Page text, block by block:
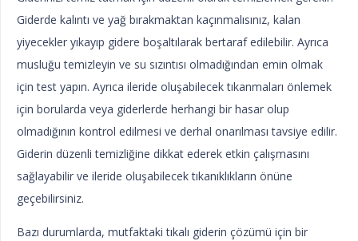
Giderde kalıntı ve yağ bırakmaktan kaçınmalısınız, kalan
yiyecekler yıkayıp gidere boşaltılarak bertaraf edilebilir. Ayrıca
musluğu temizleyin ve su sızıntısı olmadığından emin olmak
için test yapın. Ayrıca ileride oluşabilecek tıkanmaları önlemek
için borularda veya giderlerde herhangi bir hasar olup
olmadığının kontrol edilmesi ve derhal onarılması tavsiye edilir.
Giderin düzenli temizliğine dikkat ederek etkin çalışmasını
sağlayabilir ve ileride oluşabilecek tıkanıklıkların önüne
geçebilirsiniz.
Bazı durumlarda, mutfaktaki tıkalı giderin çözümü için bir